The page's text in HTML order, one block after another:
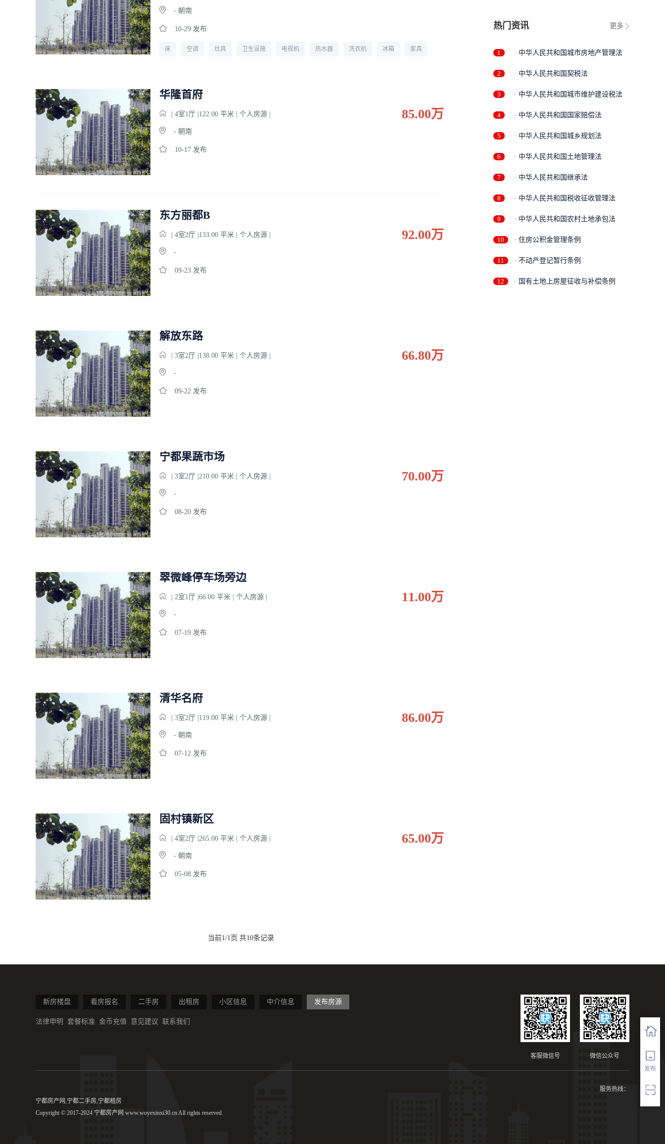
发布
- 朝南
10-29 发布
床 空调 灶具 卫生设施 电视机 热水器 洗衣机 冰箱 家具
华隆首府
| 4室1 厅 |122.00 平米 | 个人房源 |
- 朝南
10-17 发布
85.00万
东方丽都B
| 4室2厅 |133.00 平米 | 个人房源 |
-
09-23 发布
92.00万
解放东路
| 3室2厅 |138.00 平米 | 个人房源 |
-
09-22 发布
66.80万
宁都果蔬市场
| 3室2厅 |210.00 平米 | 个人房源 |
-
08-20 发布
70.00万
翠微峰停车场旁边
| 2室1 厅 |66.00 平米 | 个人房源 |
-
07-19 发布
11.00万
清华名府
| 3室2厅 |119.00 平米 | 个人房源 |
- 朝南
07-12 发布
86.00万
固村镇新区
| 4室2厅 |265.00 平米 | 个人房源 |
- 朝南
05-08 发布
65.00万
当前1/1页 共10条记录
更多
热门资讯
1 · 中华人民共和国城市房地产管理法
2 · 中华人民共和国契税法
3 · 中华人民共和国城市维护建设税法
4 · 中华人民共和国国家赔偿法
5 · 中华人民共和国城乡规划法
6 · 中华人民共和国土地管理法
7 · 中华人民共和国继承法
8 · 中华人民共和国税收征收管理法
9 · 中华人民共和国农村土地承包法
10 · 住房公积金管理条例
11 · 不动产登记暂行条例
12 · 国有土地上房屋征收与补偿条例
新房楼盘 看房报名 二手房 出租房 小区信息 中介信息 发布房源
法律申明 套餐标准 金币充值 意见建议 联系我们
微信公众号
客服微信号
服务热线：
宁都房产网,宁都二手房,宁都租房
Copyright © 2017-2024 宁都房产网 www.woyexinxi30.cn All rights reserved.